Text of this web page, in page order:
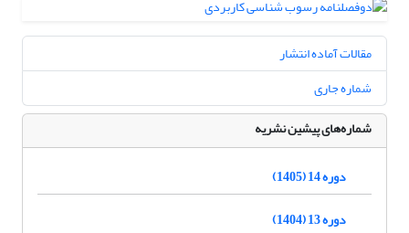
مقالات آماده انتشار
شماره جاری
شماره‌های پیشین نشریه
دوره 14 (1405)
دوره 13 (1404)